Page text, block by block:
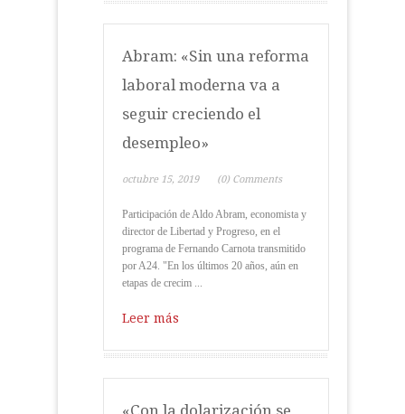
Abram: «Sin una reforma
laboral moderna va a
seguir creciendo el
desempleo»
octubre 15, 2019 (0) Comments
Participación de Aldo Abram, economista y
director de Libertad y Progreso, en el
programa de Fernando Carnota transmitido
por A24. "En los últimos 20 años, aún en
etapas de crecim ...
Leer más